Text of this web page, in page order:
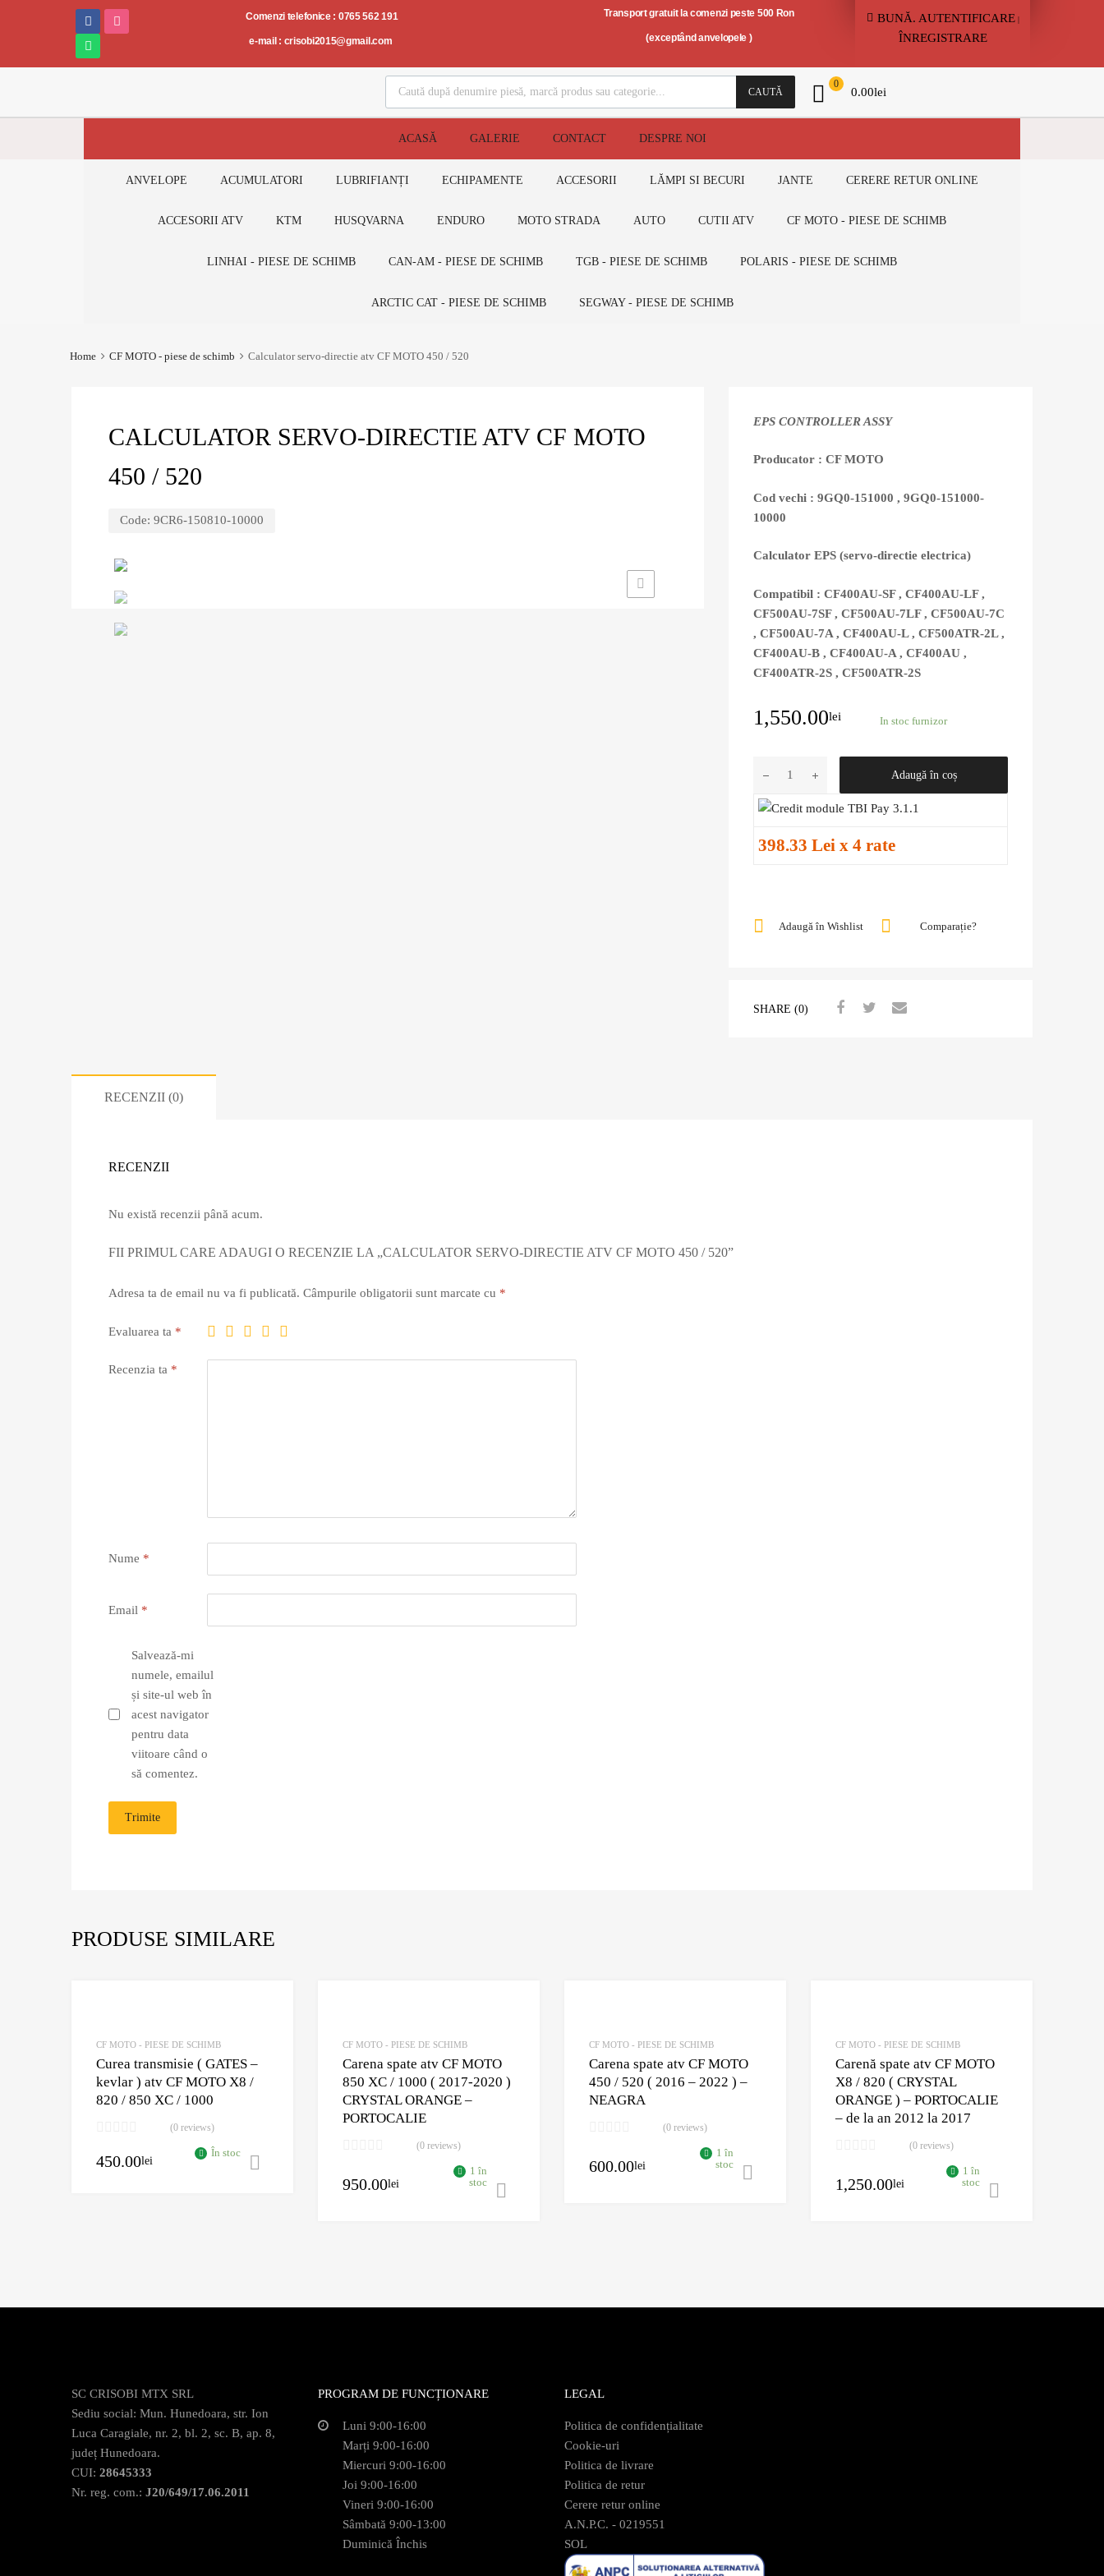
AUTO-
Comenzi telefonice : 0765 562 191
e-mail : crisobi2015@gmail.com
Transport gratuit la comenzi peste 500 Ron
(exceptând anvelopele )
BUNĂ. AUTENTIFICARE |
ÎNREGISTRARE
CAUTĂ 0.00lei
0
ACASĂ GALERIE CONTACT DESPRE NOI
ANVELOPE ACUMULATORI LUBRIFIANȚI ECHIPAMENTE ACCESORII LĂMPI SI BECURI JANTE CERERE RETUR ONLINE
ACCESORII ATV KTM HUSQVARNA ENDURO MOTO STRADA AUTO CUTII ATV CF MOTO - PIESE DE SCHIMB
LINHAI - PIESE DE SCHIMB CAN-AM - PIESE DE SCHIMB TGB - PIESE DE SCHIMB POLARIS - PIESE DE SCHIMB
ARCTIC CAT - PIESE DE SCHIMB SEGWAY - PIESE DE SCHIMB
Home CF MOTO - piese de schimb Calculator servo-directie atv CF MOTO 450 / 520
CALCULATOR SERVO-DIRECTIE ATV CF MOTO
450 / 520
Code: 9CR6-150810-10000
EPS CONTROLLER ASSY
Producator : CF MOTO
Cod vechi : 9GQ0-151000 , 9GQ0-151000-
10000
Calculator EPS (servo-directie electrica)
Compatibil : CF400AU-SF , CF400AU-LF ,
CF500AU-7SF , CF500AU-7LF , CF500AU-7C
, CF500AU-7A , CF400AU-L , CF500ATR-2L ,
CF400AU-B , CF400AU-A , CF400AU ,
CF400ATR-2S , CF500ATR-2S
1,550.00lei In stoc furnizor
Adaugă în coș
398.33 Lei x 4 rate
Comparație?
Adaugă în Wishlist
SHARE (0)
RECENZII (0)
RECENZII
Nu există recenzii până acum.
FII PRIMUL CARE ADAUGI O RECENZIE LA „CALCULATOR SERVO-DIRECTIE ATV CF MOTO 450 / 520”
Adresa ta de email nu va fi publicată. Câmpurile obligatorii sunt marcate cu *
Evaluarea ta *
Recenzia ta *
Nume *
Email *
Salvează-mi
numele, emailul
și site-ul web în
acest navigator
pentru data
viitoare când o
să comentez.
PRODUSE SIMILARE
CF MOTO - PIESE DE SCHIMB
Curea transmisie ( GATES –
kevlar ) atv CF MOTO X8 /
820 / 850 XC / 1000
(0 reviews)
450.00lei
În stoc
CF MOTO - PIESE DE SCHIMB
Carena spate atv CF MOTO
850 XC / 1000 ( 2017-2020 )
CRYSTAL ORANGE –
PORTOCALIE
(0 reviews)
950.00lei
1 în
stoc
CF MOTO - PIESE DE SCHIMB
Carena spate atv CF MOTO
450 / 520 ( 2016 – 2022 ) –
NEAGRA
(0 reviews)
600.00lei
1 în
stoc
CF MOTO - PIESE DE SCHIMB
Carenă spate atv CF MOTO
X8 / 820 ( CRYSTAL
ORANGE ) – PORTOCALIE
– de la an 2012 la 2017
(0 reviews)
1,250.00lei
1 în
stoc
SC CRISOBI MTX SRL
Sediu social: Mun. Hunedoara, str. Ion
Luca Caragiale, nr. 2, bl. 2, sc. B, ap. 8,
județ Hunedoara.
CUI: 28645333
Nr. reg. com.: J20/649/17.06.2011
PROGRAM DE FUNCȚIONARE
Luni 9:00-16:00
Marți 9:00-16:00
Miercuri 9:00-16:00
Joi 9:00-16:00
Vineri 9:00-16:00
Sâmbată 9:00-13:00
Duminică Închis
LEGAL
Politica de confidențialitate
Cookie-uri
Politica de livrare
Politica de retur
Cerere retur online
A.N.P.C. - 0219551
SOL